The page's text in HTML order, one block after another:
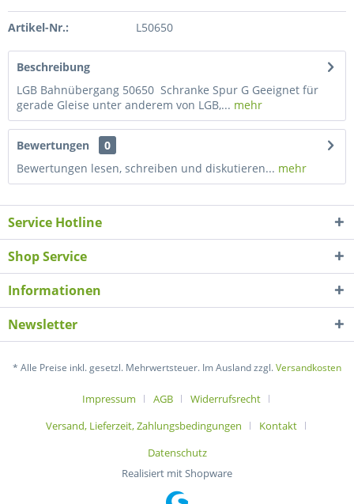
Artikel-Nr.: L50650
Beschreibung
LGB Bahnübergang 50650 Schranke Spur G Geeignet für
gerade Gleise unter anderem von LGB,... mehr
Bewertungen
0
Bewertungen lesen, schreiben und diskutieren... mehr
Service Hotline
Shop Service
Informationen
Newsletter
* Alle Preise inkl. gesetzl. Mehrwertsteuer. Im Ausland zzgl.Versandkosten
Impressum AGB
Widerrufsrecht
Versand, Lieferzeit, Zahlungsbedingungen
Kontakt
Datenschutz
Realisiert mit Shopware